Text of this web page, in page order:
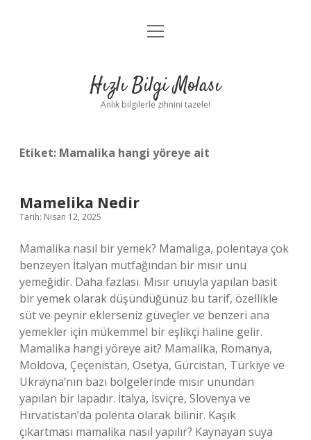
Anasayfa
Yasal Uyarı
menüyü
Hızlı Bilgi Molası
Anlık bilgilerle zihnini tazele!
Etiket: Mamalika hangi yöreye ait
Mamelika Nedir
Tarih: Nisan 12, 2025
Mamalika nasıl bir yemek? Mamaliga, polentaya çok
benzeyen İtalyan mutfağından bir mısır unu
yemeğidir. Daha fazlası. Mısır unuyla yapılan basit
bir yemek olarak düşündüğünüz bu tarif, özellikle
süt ve peynir eklerseniz güveçler ve benzeri ana
yemekler için mükemmel bir eşlikçi haline gelir.
Mamalika hangi yöreye ait? Mamalika, Romanya,
Moldova, Çeçenistan, Osetya, Gürcistan, Türkiye ve
Ukrayna’nın bazı bölgelerinde mısır unundan
yapılan bir lapadır. İtalya, İsviçre, Slovenya ve
Hırvatistan’da polenta olarak bilinir. Kaşık
çıkartması mamalika nasıl yapılır? Kaynayan suya